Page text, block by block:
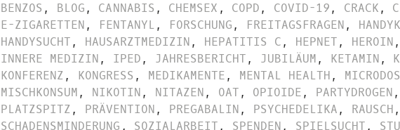
BENZOS , BLOG, CANNABIS , CHEMSEX , COPD, COVID-19, CRACK,
E-ZIGARETTEN, FENTANYL, FORSCHUNG, FREITAGSFRAGEN,
HANDYSUCHT, HAUSARZTMEDIZIN, HEPATITIS C, HEPNET, HEROIN,
INNERE MEDIZIN, IPED, JAHRESBERICHT, JUBILÄUM, KETAMIN,
KONFERENZ, KONGRESS , MEDIKAMENTE, MENTAL HEALTH,
MISCHKONSUM, NIKOTIN, NITAZEN, OAT, OPIOIDE, PARTYDROGEN,
PLATZSPITZ, PRÄVENTION, PREGABALIN, PSYCHEDELIKA, RAUSCH,
SCHADENSMINDERUNG , SOZIALARBEIT, SPENDEN, SPIELSUCHT,